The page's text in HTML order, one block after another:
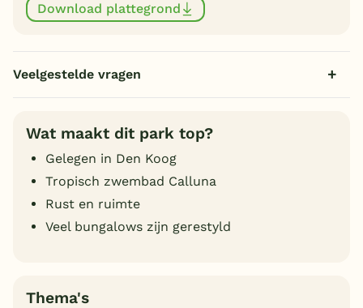
Download plattegrond
Veelgestelde vragen
Wat maakt dit park top?
Gelegen in Den Koog
Tropisch zwembad Calluna
Rust en ruimte
Veel bungalows zijn gerestyld
Thema's